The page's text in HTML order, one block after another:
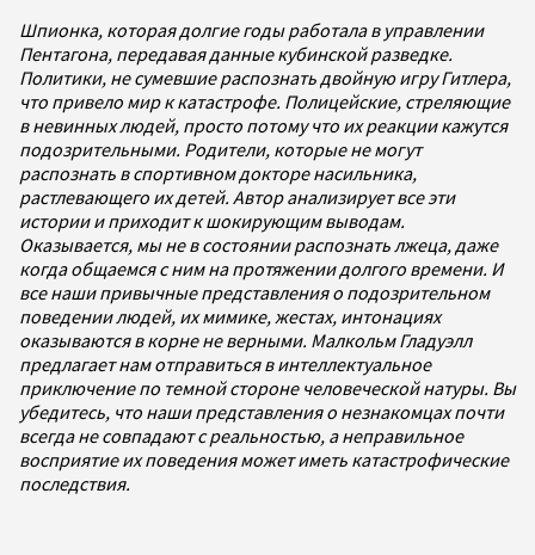
Шпионка, которая долгие годы работала в управлении
Пентагона, передавая данные кубинской разведке.
Политики, не сумевшие распознать двойную игру Гитлера,
что привело мир к катастрофе. Полицейские, стреляющие
в невинных людей, просто потому что их реакции кажутся
подозрительными. Родители, которые не могут
распознать в спортивном докторе насильника,
растлевающего их детей. Автор анализирует все эти
истории и приходит к шокирующим выводам.
Оказывается, мы не в состоянии распознать лжеца, даже
когда общаемся с ним на протяжении долгого времени. И
все наши привычные представления о подозрительном
поведении людей, их мимике, жестах, интонациях
оказываются в корне не верными. Малкольм Гладуэлл
предлагает нам отправиться в интеллектуальное
приключение по темной стороне человеческой натуры. Вы
убедитесь, что наши представления о незнакомцах почти
всегда не совпадают с реальностью, а неправильное
восприятие их поведения может иметь катастрофические
последствия.